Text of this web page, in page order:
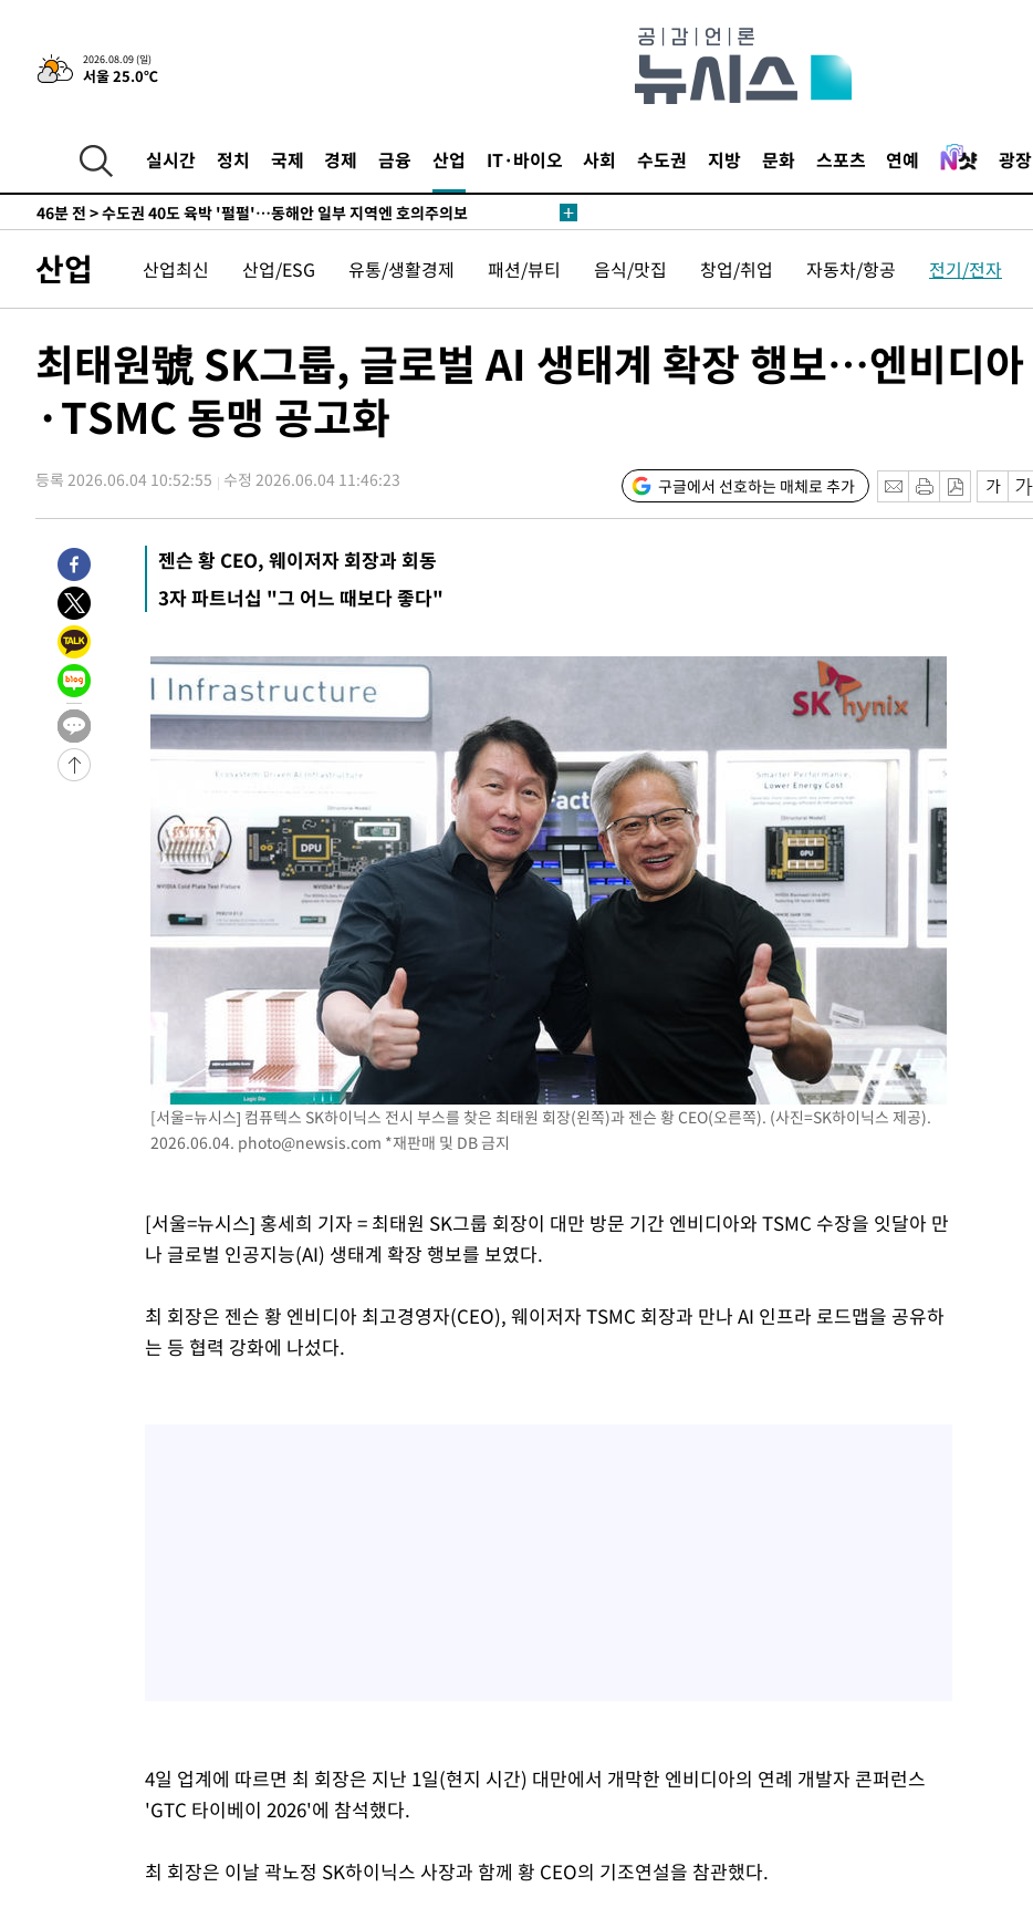
2026.08.09 (일)
서울 25.0℃
실시간 정치 국제 경제 금융 산업 IT·바이오 사회 수도권 지방 문화 스포츠 연예 광장
래 44.56%
-4913초 전 >[속보]與 대표 경선 제주·인천 당원투표…金 47.75%·鄭 42.08%·
宋 10.17%
-4447초 전 >이강인 "아틀레티코 이적 기뻐…등번호 7번 의미보단 팀 위해 뛸 것"
30분 전 >낮 최고 35도 '무더위'…동해안 시간당 30㎜ '강한 비'[내일날씨]
[속보]이강인 "감독님이 원하는 마음 느꼈고, 많은 트로피 원해 아틀레티
코 이적"
46분 전 >수도권 40도 육박 '펄펄'…동해안 일부 지역엔 호의주의보
2시간 전 >
강릉에 시간당 81.4㎜ 물폭탄…도로 잠기고 담벼락 붕괴
3시간 전 >백운산서 80년근 천종산삼 9뿌리 발견…감정가 1.3억원
5시간 전 > 남자 농구, 나고야 아시안게임서 '홈팀' 일본과 한일전
5시간 전 >여수 오동도 해상서 모터보트 전복…1명 사망·1명 실종
6시간 전 >극한폭염 한풀 꺾이지만…'낮 최고 35도' 무더위, 열대야 계속[다음주
7시간 전 >[속보]'압수수색·성접대 논란' 축구협회 "실망과 걱정 안겨드려 죄송"
10시간 전 >'최고 37도' 폭염 지속…강원동해안 최대 150㎜ 비
12시간 전 >
[속보]뉴욕증시 상승 마감…S&P 0.6% 나스닥 1.3%↑
-14651초 전 >
이란 "호르무즈 재개방 합의 근접…美 배상 선행돼야"
-5698초 전 >
[속보]與최고위원 제주·인천 순회경선…박선원·최민희·서미화·한
민수·김용 순
-5651초 전 >
래 44.56%
-4933초 전 >
[속보]與 대표 경선 제주·인천 당원투표…金 47.75%·鄭 42.08%·
宋 10.17%
-4467초 전 >
이강인 "아틀레티코 이적 기뻐…등번호 7번 의미보단 팀 위해 뛸 것"
-4402초 전 >
[속보]與 당대표 경선, 제주·인천 권리당원 투표 김민석 승리
30분 전 >
낮 최고 35도 '무더위'…동해안 시간당 30㎜ '강한 비'[내일날씨]
[속보]이강인 "감독님이 원하는 마음 느꼈고, 많은 트로피 원해 아틀레티
수도권 40도 육박 '펄펄'…동해안 일부 지역엔 호의주의보
온열질환 사망자 3명 늘어…누적 환자 3000명 돌파
강릉에 시간당 81.4㎜ 물폭탄…도로 잠기고 담벼락 붕괴
백운산서 80년근 천종산삼 9뿌리 발견…감정가 1.3억원
선재도서 해루질 나섰다 실종 60대, 닷새 만에 숨진 채 발견
남자 농구, 나고야 아시안게임서 '홈팀' 일본과 한일전
여수 오동도 해상서 모터보트 전복…1명 사망·1명 실종
극한폭염 한풀 꺾이지만…'낮 최고 35도' 무더위, 열대야 계속[다음주
축구협회 "압수수색·성접대 논란 사과…쇄신의 기회로 삼겠다"
[속보]'압수수색·성접대 논란' 축구협회 "실망과 걱정 안겨드려 죄송"
'최고 37도' 폭염 지속…강원동해안 최대 150㎜ 비
산업 산업최신 산업/ESG 유통/생활경제 패션/뷰티 음식/맛집 창업/취업 자동차/항공 전기/전자
최태원號 SK그룹, 글로벌 AI 생태계 확장 행보…엔비디아
·TSMC 동맹 공고화
등록 2026.06.04 10:52:55 수정 2026.06.04 11:46:23 구글에서 선호하는 매체로 추가
젠슨 황 CEO, 웨이저자 회장과 회동
3자 파트너십 "그 어느 때보다 좋다"
[서울=뉴시스] 컴퓨텍스 SK하이닉스 전시 부스를 찾은 최태원 회장(왼쪽)과 젠슨 황 CEO(오른쪽). (사진=SK하이닉스 제공).
2026.06.04. photo@newsis.com *재판매 및 DB 금지
[서울=뉴시스] 홍세희 기자 = 최태원 SK그룹 회장이 대만 방문 기간 엔비디아와 TSMC 수장을 잇달아 만
나 글로벌 인공지능(AI) 생태계 확장 행보를 보였다.
최 회장은 젠슨 황 엔비디아 최고경영자(CEO), 웨이저자 TSMC 회장과 만나 AI 인프라 로드맵을 공유하
는 등 협력 강화에 나섰다.
4일 업계에 따르면 최 회장은 지난 1일(현지 시간) 대만에서 개막한 엔비디아의 연례 개발자 콘퍼런스
'GTC 타이베이 2026'에 참석했다.
최 회장은 이날 곽노정 SK하이닉스 사장과 함께 황 CEO의 기조연설을 참관했다.